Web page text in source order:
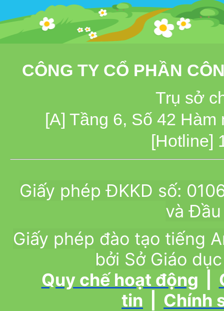
CÔNG TY CỔ PHẦN
Trụ sở
[A] Tầng 6, Số 42
[Hotline]
Giấy phép ĐKKD số:
và
Giấy phép đào tạo tiếng
bởi Sở Giáo
Quy chế hoạt động
tin
Chính